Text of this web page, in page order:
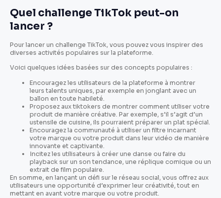
Quel challenge TikTok peut-on
lancer ?
Pour lancer un challenge TikTok, vous pouvez vous inspirer des
diverses activités populaires sur la plateforme.
Voici quelques idées basées sur des concepts populaires :
Encouragez les utilisateurs de la plateforme à montrer
leurs talents uniques, par exemple en jonglant avec un
ballon en toute habileté.
Proposez aux tiktokers de montrer comment utiliser votre
produit de manière créative. Par exemple, s’il s’agit d’un
ustensile de cuisine, ils pourraient préparer un plat spécial.
Encouragez la communauté à utiliser un filtre incarnant
votre marque ou votre produit dans leur vidéo de manière
innovante et captivante.
Incitez les utilisateurs à créer une danse ou faire du
playback sur un son tendance, une réplique comique ou un
extrait de film populaire.
En somme, en lançant un défi sur le réseau social, vous offrez aux
utilisateurs une opportunité d’exprimer leur créativité, tout en
mettant en avant votre marque ou votre produit.